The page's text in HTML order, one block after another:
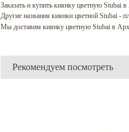
Заказать и купить киянку цветную Stubai
Другие названия киянки цветной Stubai -
Мы доставим киянку цветную Stubai в
Рекомендуем посмотреть